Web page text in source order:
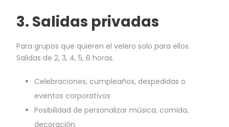
3. Salidas privadas
Para grupos que quieren el velero solo para ellos.
Salidas de 2, 3, 4, 5, 6 horas.
Celebraciones, cumpleaños, despedidas o
eventos corporativos
Posibilidad de personalizar música, comida,
decoración